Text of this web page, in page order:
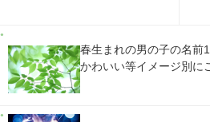
春生まれの男の子の名前
かわいい等イメージ別に